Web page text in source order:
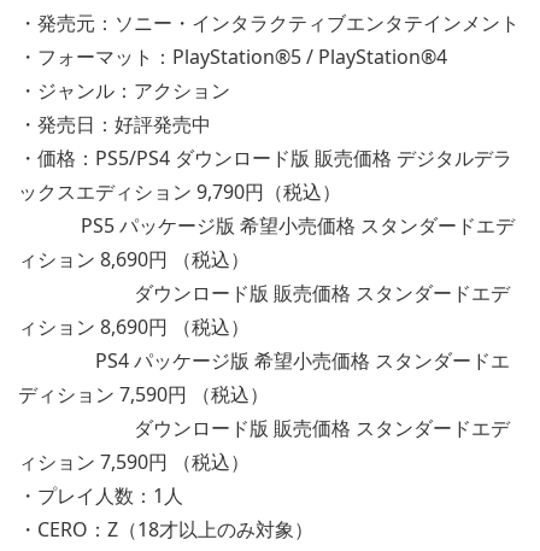
・発売元：ソニー・インタラクティブエンタテインメント
・フォーマット：PlayStation®5 / PlayStation®4
・ジャンル：アクション
・発売日：好評発売中
・価格：PS5/PS4 ダウンロード版 販売価格 デジタルデラ
ックスエディション 9,790円（税込）
PS5 パッケージ版 希望小売価格 スタンダードエデ
ィション 8,690円 （税込）
ダウンロード版 販売価格 スタンダードエデ
ィション 8,690円 （税込）
PS4 パッケージ版 希望小売価格 スタンダードエ
ディション 7,590円 （税込）
ダウンロード版 販売価格 スタンダードエデ
ィション 7,590円 （税込）
・プレイ人数：1人
・CERO：Z（18才以上のみ対象）